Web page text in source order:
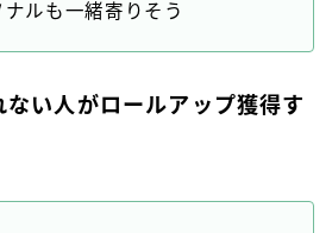
ルも一緒寄りそう
い人がロールアップ獲得す